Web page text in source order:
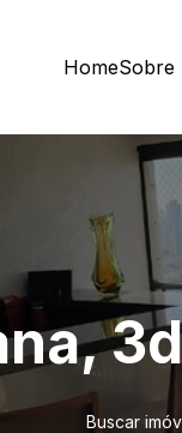
HomeSobre
Buscar